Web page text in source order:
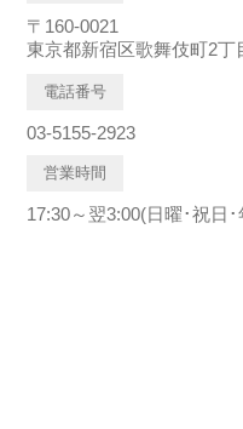
〒160-0021
東京都新宿区歌舞伎町2丁
電話番号
03-5155-2923
営業時間
17:30～翌3:00(日曜･祝日